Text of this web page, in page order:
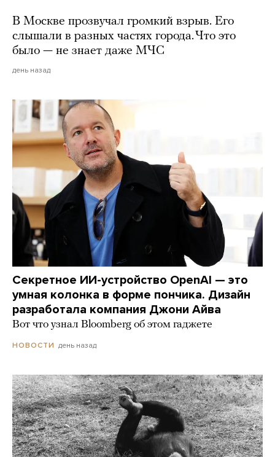
В Москве прозвучал громкий взрыв. Его
слышали в разных частях города. Что это
было — не знает даже МЧС
день назад
Секретное ИИ-устройство OpenAI — это
умная колонка в форме пончика. Дизайн
разработала компания Джони Айва
Вот что узнал Bloomberg об этом гаджете
НОВОСТИ день назад